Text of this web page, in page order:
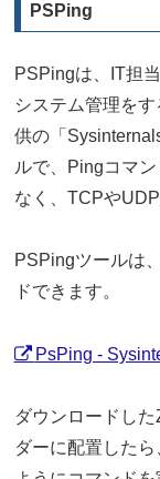
PSPing
PSPingは、IT担
システム管理を
供の「
ルで、Pingコマ
なく、TCPや
PSPingツールは
ドできます。
PsPing -
ダウンロードし
ダーに配置した